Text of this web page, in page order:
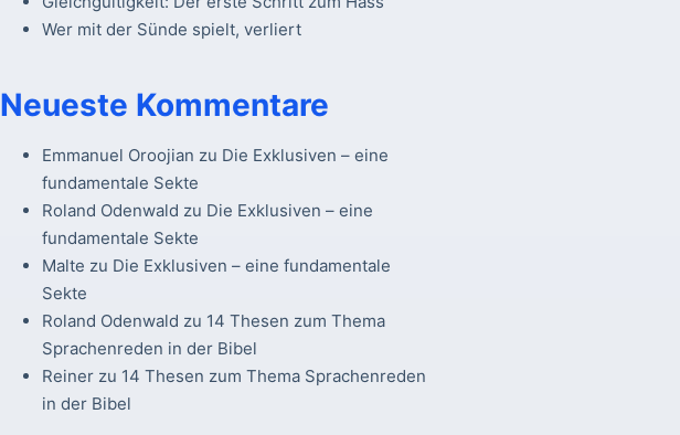
Wer mit der Sünde spielt, verliert
Neueste Kommentare
Emmanuel Oroojian zu Die Exklusiven – eine
fundamentale Sekte
Roland Odenwald zu Die Exklusiven – eine
fundamentale Sekte
Malte zu Die Exklusiven – eine fundamentale
Sekte
Roland Odenwald zu 14 Thesen zum Thema
Sprachenreden in der Bibel
Reinerzu 14 Thesen zum Thema Sprachenreden
in der Bibel